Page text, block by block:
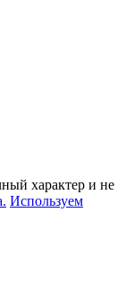
характер и не
Используем